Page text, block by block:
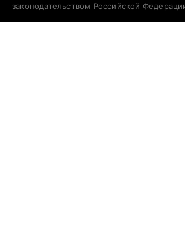
законодательством Российской